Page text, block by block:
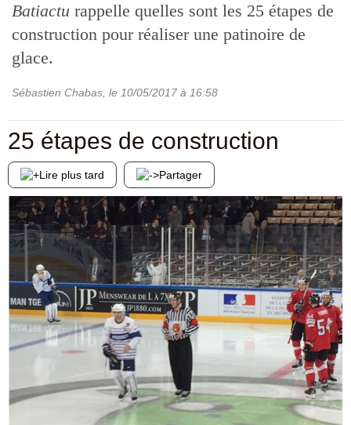
Batiactu rappelle quelles sont les 25 étapes de
construction pour réaliser une patinoire de
glace.
Sébastien Chabas , le 10/05/2017 à 16:58
25 étapes de construction
Lire plus tard Partager